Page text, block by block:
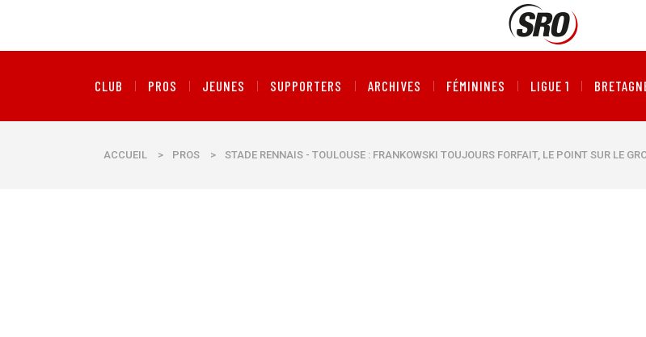
CLUB PROS JEUNES SUPPORTERS ARCHIVES FÉMININES LIGUE 1
ACCUEIL > PROS > STADE RENNAIS - TOULOUSE : FRANKOWSKI TOUJOURS FORFAIT, LE POINT SUR LE